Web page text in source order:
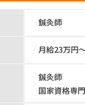
鍼灸師
月給23万円
鍼灸師
国家資格専